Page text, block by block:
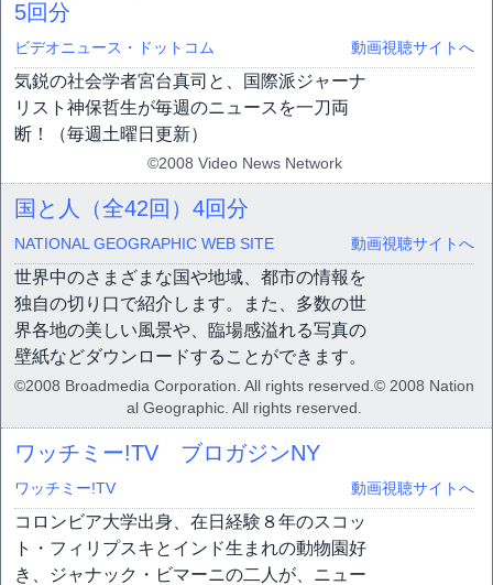
5回分
ビデオニュース・ドットコム 動画視聴サイトへ
気鋭の社会学者宮台真司と、国際派ジャーナ
リスト神保哲生が毎週のニュースを一刀両
断！（毎週土曜日更新）
©2008 Video News Network
国と人（全42回） 4回分
NATIONAL GEOGRAPHIC WEB SITE 動画視聴サイトへ
世界中のさまざまな国や地域、都市の情報を
独自の切り口で紹介します。また、多数の世
界各地の美しい風景や、臨場感溢れる写真の
壁紙などダウンロードすることができます。
©2008 Broadmedia Corporation. All rights reserved.© 2008 Nation
al Geographic. All rights reserved.
ワッチミー!TV ブロガジンNY
ワッチミー!TV 動画視聴サイトへ
コロンビア大学出身、在日経験８年のスコッ
ト・フィリプスキとインド生まれの動物園好
き、ジャナック・ビマーニの二人が、ニュー